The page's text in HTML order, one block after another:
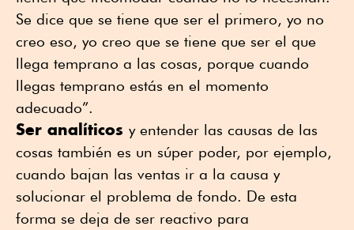
Se dice que se tiene que ser el primero, yo no
creo eso, yo creo que se tiene que ser el que
llega temprano a las cosas, porque cuando
llegas temprano estás en el momento
adecuado”.
Ser analíticos y entender las causas de las
cosas también es un súper poder, por ejemplo,
cuando bajan las ventas ir a la causa y
solucionar el problema de fondo. De esta
forma se deja de ser reactivo para